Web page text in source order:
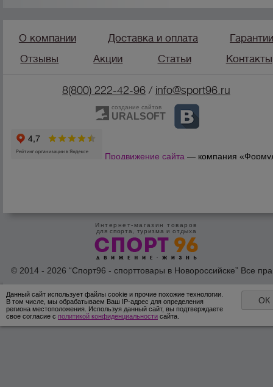
О компании Доставка и оплата
Отзывы
Акции Статьи Контакты
8(800) 222-42-96/ info@sport96.ru
создание сайтов
URALSOFT
Продвижение сайта — компания
Интернет-магазин товаров
для спорта, туризма и отдыха
© 2014 - 2026 “Спорт96 - спорттовары в Новороссийске” Все
Данный сайт использует файлы cookie и прочие похожие технологии.
В том числе, мы обрабатываем Ваш IP-адрес для определения
региона местоположения. Используя данный сайт, вы подтверждаете
свое согласие с политикой конфиденциальности сайта.
ОК